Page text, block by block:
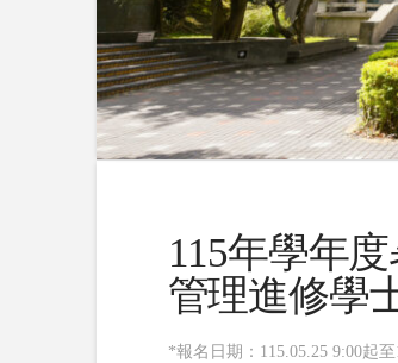
115年學年
管理進修學
*報名日期：115.05.25 9:00起